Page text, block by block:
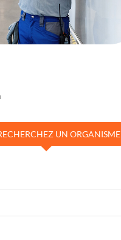
UN ORGANISME